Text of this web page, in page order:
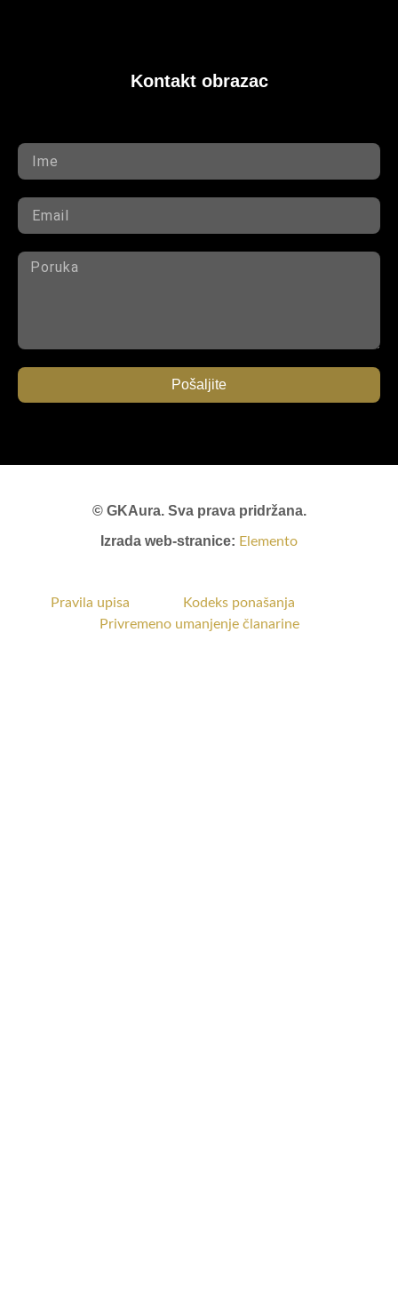
Kontakt obrazac
Pošaljite
© GKAura. Sva prava pridržana.
Izrada web-stranice: Elemento
Pravila upisa
Kodeks ponašanja
Privremeno umanjenje članarine